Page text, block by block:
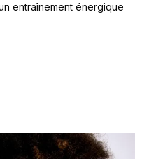
entraînement énergique